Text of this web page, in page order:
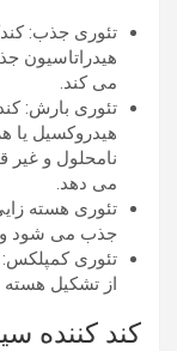
تئوری جذب:
هیدراتاسیون
می کند.
تئوری بارش:
هیدروکسیل یا
نامحلول و غیر
می دهد.
تئوری هسته
جذب می شود و
تئوری کمپلکس:
از تشکیل
کند کننده